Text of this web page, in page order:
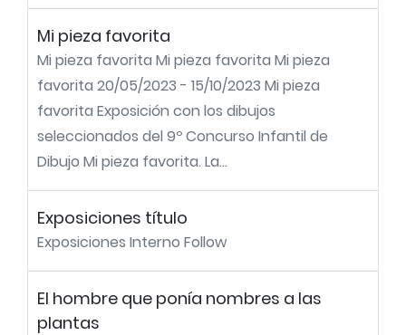
Mi pieza favorita
Mi pieza favorita Mi pieza favorita Mi pieza
favorita 20/05/2023 - 15/10/2023 Mi pieza
favorita Exposición con los dibujos
seleccionados del 9º Concurso Infantil de
Dibujo Mi pieza favorita. La...
Exposiciones título
Exposiciones Interno Follow
El hombre que ponía nombres a las
plantas